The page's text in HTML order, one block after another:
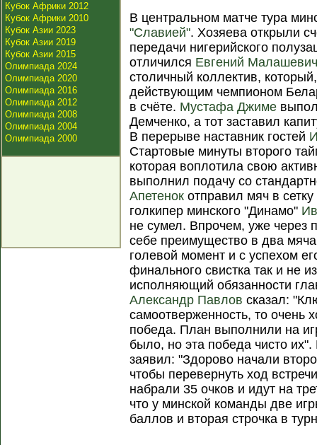
Кубок Африки 2012
Кубок Африки 2010
Кубок Азии 2023
Кубок Азии 2019
Кубок Азии 2015
Олимпиада 2024
Олимпиада 2020
Олимпиада 2016
Олимпиада 2012
Олимпиада 2008
Олимпиада 2004
Олимпиада 2000
В центральном матче тура
"Славией". Хозяева открыли
передачи нигерийского
отличился Евгений
столичный коллектив,
действующим чемпионом
в счёте. Мустафа Джиме
Демченко, а тот заставил
В перерыве наставник гостей
Стартовые минуты второго
которая воплотила свою
выполнил подачу со
Апетенок отправил мяч в
голкипер минского "Динамо"
не сумел. Впрочем, уже через
себе преимущество в два
голевой момент и с успехом
финального свистка так и не
исполняющий обязанности
Александр Павлов сказал:
самоотверженность, то очень
победа. План выполнили на
было, но эта победа чисто
заявил: "Здорово начали
чтобы перевернуть ход
набрали 35 очков и идут на
что у минской команды две
баллов и вторая строчка в